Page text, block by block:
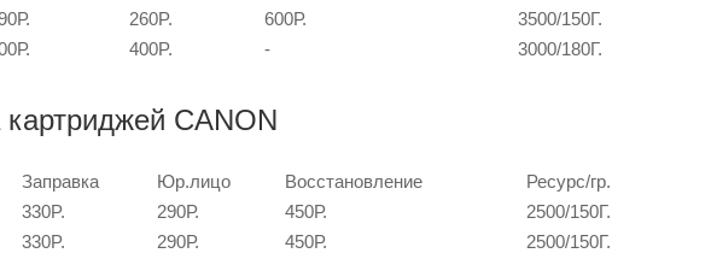
260P. 600Р.
3500/150Г.
400P. - 3000/180Г.
CANON
Заправка Юр.лицо Восстановление
Ресурс/гр.
330P. 290Р. 450Р.
2500/150Г.
330P. 290Р. 450Р.
2500/150Г.